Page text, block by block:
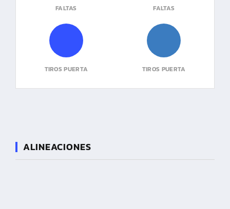
FALTAS
TIROS PUERTA TIROS PUERTA
FALTAS
ALINEACIONES